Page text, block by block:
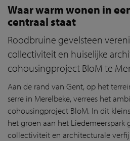
Waar warm wonen in
centraal staat
Roodbruine gevelsteen
collectiviteit en huiselijke
cohousingproject BloM te
Aan de rand van Gent, op het
serre in Merelbeke, verrees het
cohousingproject BloM. In dit
het groen aan het Liedemeerspark
collectiviteit en architecturale